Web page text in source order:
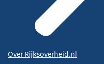
Over Rijksoverheid.nl